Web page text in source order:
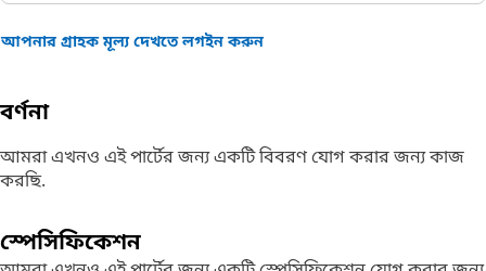
আপনার গ্রাহক মূল্য দেখতে লগইন করুন
বর্ণনা
আমরা এখনও এই পার্টের জন্য একটি বিবরণ যোগ করার জন্য কাজ
করছি.
স্পেসিফিকেশন